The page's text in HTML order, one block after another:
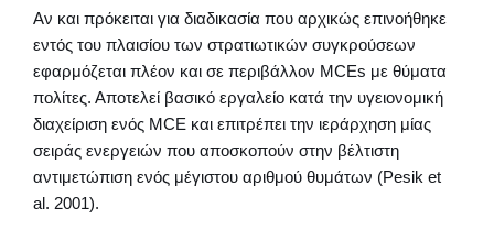
Αν και πρόκειται για διαδικασία που αρχικώς επινοήθηκε
εντός του πλαισίου των στρατιωτικών συγκρούσεων
εφαρμόζεται πλέον και σε περιβάλλον MCEs με θύματα
πολίτες. Αποτελεί βασικό εργαλείο κατά την υγειονομική
διαχείριση ενός MCE και επιτρέπει την ιεράρχηση μίας
σειράς ενεργειών που αποσκοπούν στην βέλτιστη
αντιμετώπιση ενός μέγιστου αριθμού θυμάτων (Pesik et
al. 2001).